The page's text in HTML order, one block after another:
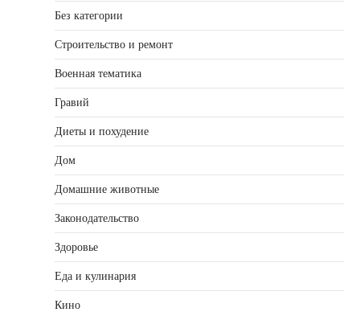
Без категории
Строительство и ремонт
Военная тематика
Гравий
Диеты и похудение
Дом
Домашние животные
Законодательство
Здоровье
Еда и кулинария
Кино